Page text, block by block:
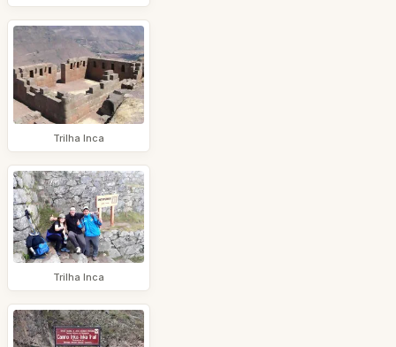
Trilha Inca
Trilha Inca